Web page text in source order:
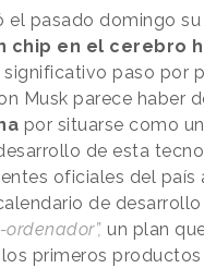
el pasado domingo
chip en el cerebro
significativo paso por
Musk parece haber
por situarse como
de esta
oficiales del país
de
un plan
primeros productos